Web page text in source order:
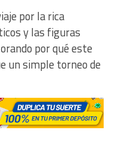
por la rica
y las figuras
por qué este
un simple torneo de